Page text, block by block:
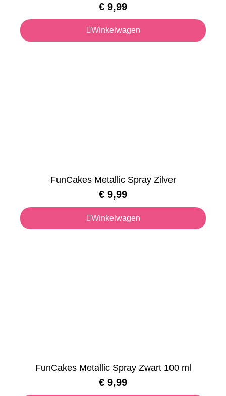
€ 9,99
Winkelwagen
FunCakes Metallic Spray Zilver
€ 9,99
Winkelwagen
FunCakes Metallic Spray Zwart 100 ml
€ 9,99